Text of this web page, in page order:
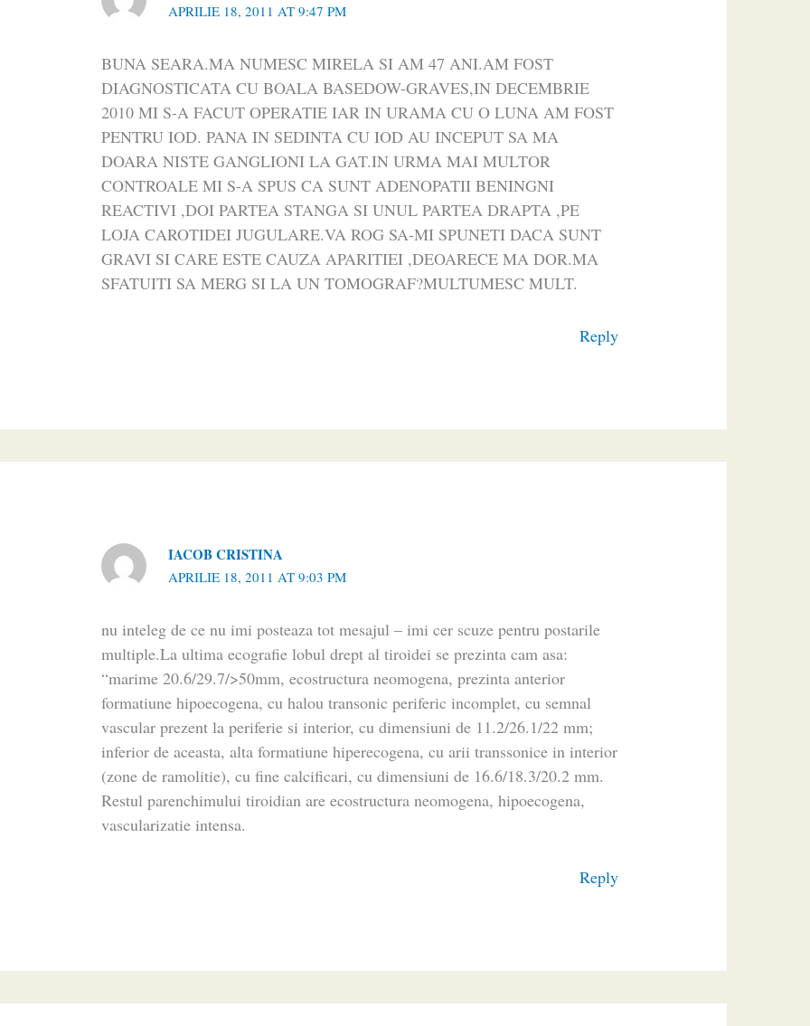
APRILIE 18, 2011 AT 9:47 PM
BUNA SEARA.MA NUMESC MIRELA SI AM 47 ANI.AM FOST
DIAGNOSTICATA CU BOALA BASEDOW-GRAVES,IN DECEMBRIE
2010 MI S-A FACUT OPERATIE IAR IN URAMA CU O LUNA AM FOST
PENTRU IOD. PANA IN SEDINTA CU IOD AU INCEPUT SA MA
DOARA NISTE GANGLIONI LA GAT.IN URMA MAI MULTOR
CONTROALE MI S-A SPUS CA SUNT ADENOPATII BENINGNI
REACTIVI ,DOI PARTEA STANGA SI UNUL PARTEA DRAPTA ,PE
LOJA CAROTIDEI JUGULARE.VA ROG SA-MI SPUNETI DACA SUNT
GRAVI SI CARE ESTE CAUZA APARITIEI ,DEOARECE MA DOR.MA
SFATUITI SA MERG SI LA UN TOMOGRAF?MULTUMESC MULT.
Reply
IACOB CRISTINA
APRILIE 18, 2011 AT 9:03 PM
nu inteleg de ce nu imi posteaza tot mesajul – imi cer scuze pentru postarile
multiple.La ultima ecografie lobul drept al tiroidei se prezinta cam asa:
“marime 20.6/29.7/>50mm, ecostructura neomogena, prezinta anterior
formatiune hipoecogena, cu halou transonic periferic incomplet, cu semnal
vascular prezent la periferie si interior, cu dimensiuni de 11.2/26.1/22 mm;
inferior de aceasta, alta formatiune hiperecogena, cu arii transsonice in interior
(zone de ramolitie), cu fine calcificari, cu dimensiuni de 16.6/18.3/20.2 mm.
Restul parenchimului tiroidian are ecostructura neomogena, hipoecogena,
vascularizatie intensa.
Reply